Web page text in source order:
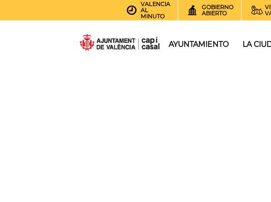
VALENCIA
AL
MINUTO
GOBIERNO
ABIERTO
AYUNTAMIENTO LA